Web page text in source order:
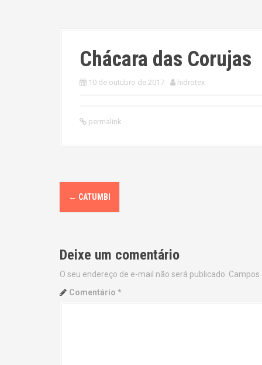
Chácara das Corujas
10 de outubro de 2017 hidrotex
permalink
P
o
t
n
← CATUMBI
Deixe um comentário
O seu endereço de e-mail não será publicado.
Comentário *